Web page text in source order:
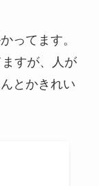
ってます。
すが、人が
とかきれい